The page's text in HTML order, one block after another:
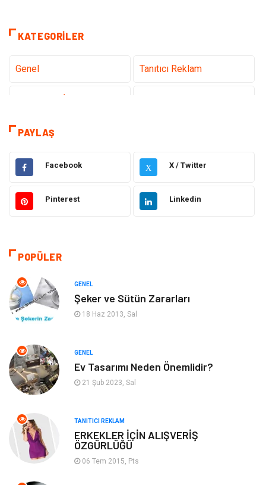
KATEGORILER
Genel Tanıtıcı Reklam
Teknoloji & İnternet
Hizmet
Hukuk Elektrik Elektronik
Güzellik & Bakım Moda
Giyim
Otomotiv
Gıda
Anne & Çocuk Müzik
Tatil Genel Kültür
Emlak
PAYLAŞ
Facebook X X / Twitter
Pinterest Linkedin
POPÜLER
GENEL
Şeker ve Sütün Zararları
18 Haz 2013, Sal
GENEL
Ev Tasarımı Neden Önemlidir?
21 Şub 2023, Sal
TANITICI REKLAM
ERKEKLER İÇİN ALIŞVERİŞ
ÖZGÜRLÜĞÜ
06 Tem 2015, Pts